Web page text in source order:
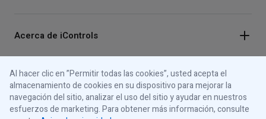
Acerca de iControls
Conéctese con nosotros
Instagram
Al hacer clic en ”Permitir todas las cookies”, usted acepta el
almacenamiento de cookies en su dispositivo para mejorar la
navegación del sitio, analizar el uso del sitio y ayudar en nuestros
esfuerzos de marketing. Para obtener más información, consulte